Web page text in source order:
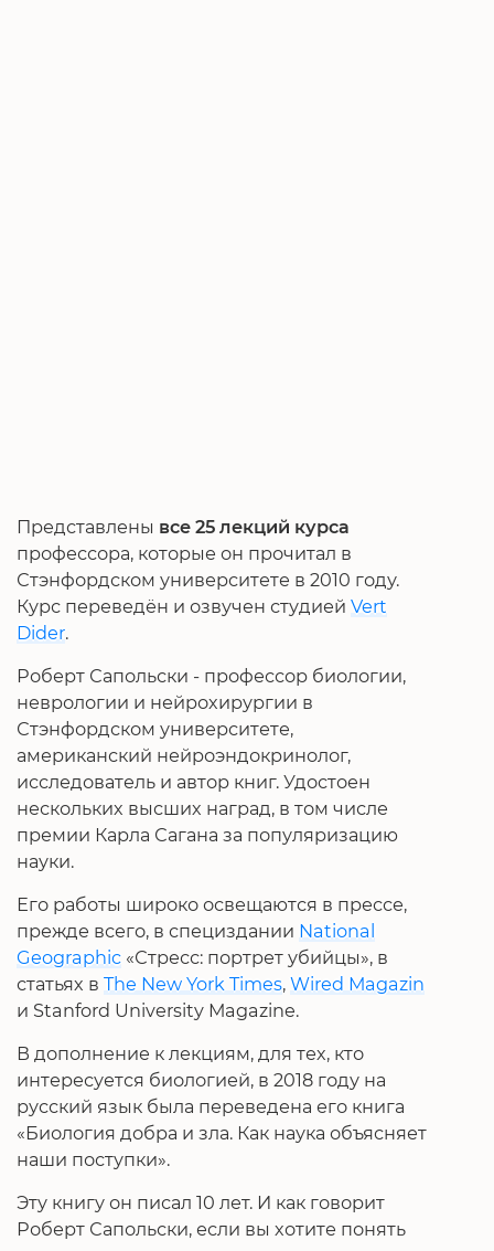
Представлены все 25 лекций курса
профессора, которые он прочитал в
Стэнфордском университете в 2010 году.
Курс переведён и озвучен студией Vert
Dider.
Роберт Сапольски - профессор биологии,
неврологии и нейрохирургии в
Стэнфордском университете,
американский нейроэндокринолог,
исследователь и автор книг. Удостоен
нескольких высших наград, в том числе
премии Карла Сагана за популяризацию
науки.
Его работы широко освещаются в прессе,
прежде всего, в специздании National
Geographic «Стресс: портрет убийцы», в
статьях в The New York Times, Wired Magazin
и Stanford University Magazine.
В дополнение к лекциям, для тех, кто
интересуется биологией, в 2018 году на
русский язык была переведена его книга
«Биология добра и зла. Как наука объясняет
наши поступки».
Эту книгу он писал 10 лет. И как говорит
Роберт Сапольски, если вы хотите понять